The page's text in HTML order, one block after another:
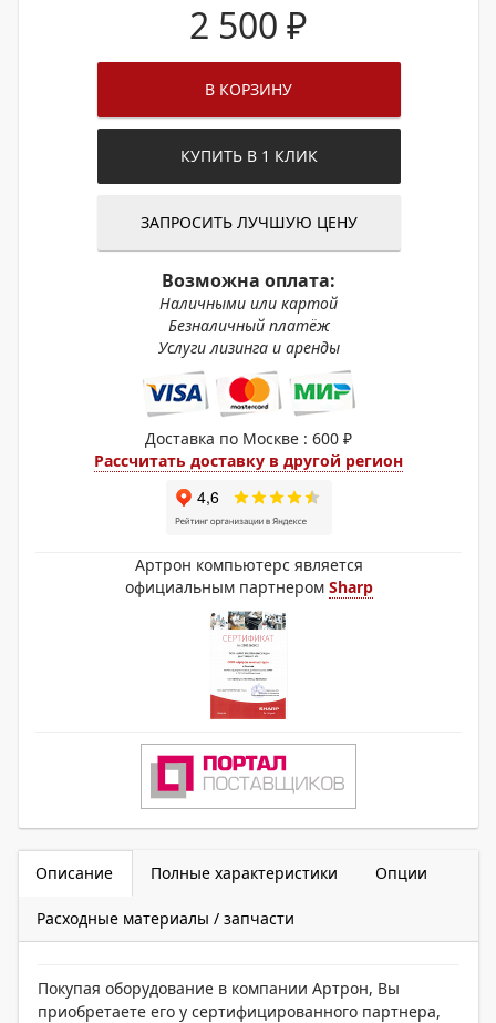
2 500 ₽
В КОРЗИНУ
КУПИТЬ В 1 КЛИК
ЗАПРОСИТЬ ЛУЧШУЮ ЦЕНУ
Возможна оплата:
Наличными или картой
Безналичный платёж
Услуги лизинга и аренды
Доставка по Москве : 600 ₽
Рассчитать доставку в другой регион
Артрон компьютерс является
официальным партнером Sharp
Описание Полные характеристики Опции
Расходные материалы / запчасти
Покупая оборудование в компании Артрон, Вы
приобретаете его у сертифицированного партнера,